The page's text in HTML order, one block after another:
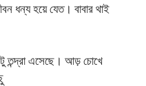
ধন্য হয়ে যেত। বাবার থাই
তন্দ্রা এসেছে। আড় চোখে